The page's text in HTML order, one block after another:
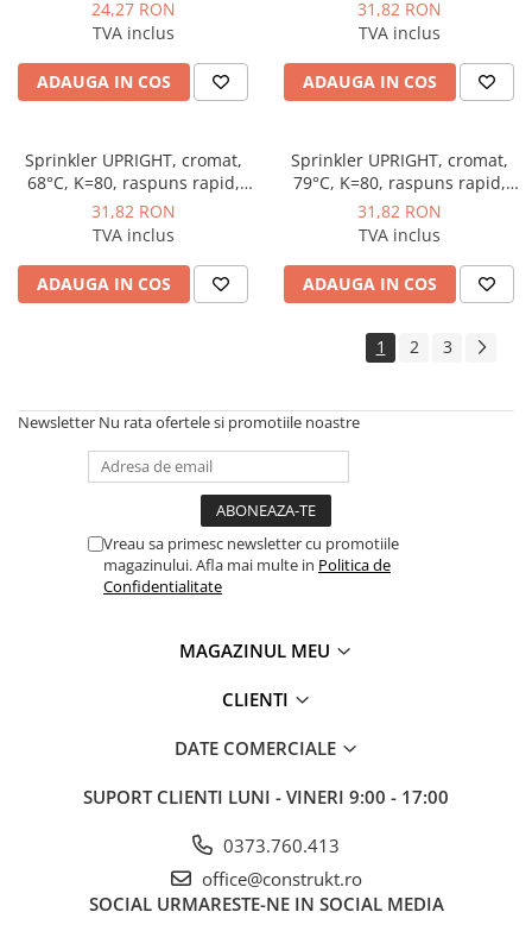
pomparea apei
Pompe de suprafata
Motopompe
Vase de expansiune pentru
hidrofor
Grupuri de pompare apa
Contoare de apa - Apometre
Camine apometru
Tevi si accesorii pentru puturi
Obiecte sanitare
Baterii baie
Baterii bucatarie cu filtru
Rezervoare WC clasice
Vase WC
Rigole de dus
24,27 RON
TVA inclus
ADAUGA IN COS
31,82 RON
TVA inclus
ADAUGA IN COS
Sprinkler UPRIGHT, cromat,
68°C, K=80, raspuns rapid,
rosu, Rapidrop
31,82 RON
TVA inclus
ADAUGA IN COS
Sprinkler UPRIGHT, cromat,
79°C, K=80, raspuns rapid,
galben, Rapidrop
31,82 RON
TVA inclus
ADAUGA IN COS
1 2 3
Newsletter Nu rata ofertele si promotiile noastre
Vreau sa primesc newsletter cu promotiile
magazinului. Afla mai multe in Politica de
Confidentialitate
MAGAZINUL MEU
CLIENTI
DATE COMERCIALE
SUPORT CLIENTI LUNI - VINERI 9:00 - 17:00
0373.760.413
office@construkt.ro
SOCIAL URMARESTE-NE IN SOCIAL MEDIA